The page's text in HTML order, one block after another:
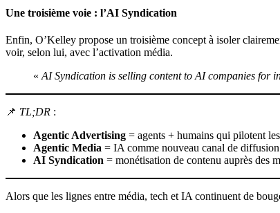
Une troisième voie : l’AI Syndication
Enfin, O’Kelley propose un troisième concept à isoler
voir, selon lui, avec l’activation média.
«AI Syndication is selling content to AI companies for
📌 TL;DR :
Agentic Advertising = agents + humains qui pilotent
Agentic Media = IA comme nouveau canal de
AI Syndication = monétisation de contenu auprès des
Alors que les lignes entre média, tech et IA continuent de